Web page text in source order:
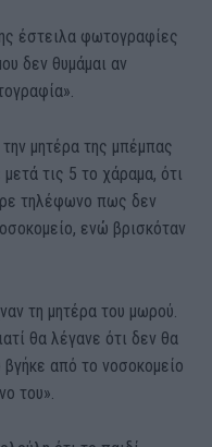
έστειλα φωτογραφίες
δεν θυμάμαι αν
μητέρα της μπέμπας
τις 5 το χάραμα, ότι
τηλέφωνο πως δεν
ενώ βρισκόταν
τη μητέρα του μωρού.
θα λέγανε ότι δεν θα
βγήκε από το νοσοκομείο
του».